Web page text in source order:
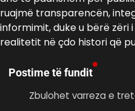
ruajmë transparencën,
informimit, duke u bërë
realitetit në çdo histori që
Postime të fundit
Zbulohet varreza e